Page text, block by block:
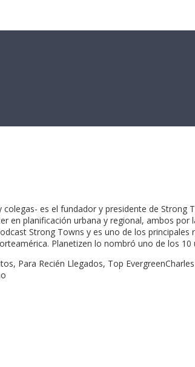
es el fundador y presidente de
en planificación urbana y regional, ambos
Strong Towns y es uno de los
Planetizen lo nombró uno de los
Para Recién Llegados, Top